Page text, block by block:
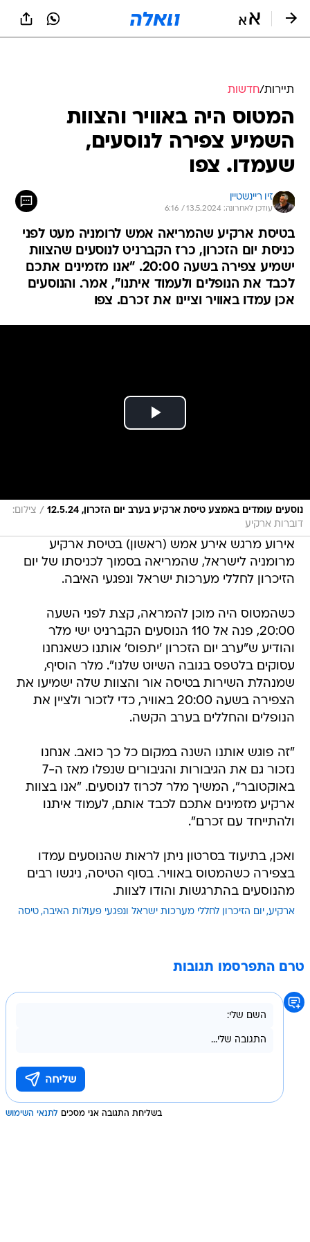
תיירות/חדשות
המטוס היה באוויר והצוות
השמיע צפירה לנוסעים,
שעמדו. צפו
זיו ריינשטיין
עודכן לאחרונה: 13.5.2024 / 6:16
בטיסת ארקיע שהמריאה אמש לרומניה מעט לפני
כניסת יום הזכרון, כרז הקברניט לנוסעים שהצוות
ישמיע צפירה בשעה 20:00. "אנו מזמינים אתכם
לכבד את הנופלים ולעמוד איתנו", אמר. והנוסעים
אכן עמדו באוויר וציינו את זכרם. צפו
נוסעים עומדים באמצע טיסת ארקיע בערב יום הזכרון, 12.5.24 / צילום:
דוברות ארקיע
אירוע מרגש אירע אמש (ראשון) בטיסת ארקיע
מרומניה לישראל, שהמריאה בסמוך לכניסתו של יום
הזיכרון לחללי מערכות ישראל ונפגעי האיבה.
כשהמטוס היה מוכן להמראה, קצת לפני השעה
20:00, פנה אל 110 הנוסעים הקברניט ישי מלר
והודיע ש"ערב יום הזכרון 'יתפוס' אותנו כשאנחנו
עסוקים בלטפס בגובה השיוט שלנו". מלר הוסיף,
שמנהלת השירות בטיסה אור והצוות שלה ישמיעו את
הצפירה בשעה 20:00 באוויר, כדי לזכור ולציין את
הנופלים והחללים בערב הקשה.
"זה פוגש אותנו השנה במקום כל כך כואב. אנחנו
נזכור גם את הגיבורות והגיבורים שנפלו מאז ה-7
באוקטובר", המשיך מלר לכרוז לנוסעים. "אנו בצוות
ארקיע מזמינים אתכם לכבד אותם, לעמוד איתנו
ולהתייחד עם זכרם".
ואכן, בתיעוד בסרטון ניתן לראות שהנוסעים עמדו
בצפירה כשהמטוס באוויר. בסוף הטיסה, ניגשו רבים
מהנוסעים בהתרגשות והודו לצוות.
ארקיע יום הזיכרון לחללי מערכות ישראל ונפגעי פעולות האיבה טיסה
טרם התפרסמו תגובות
בשליחת התגובה אני מסכים לתנאי השימוש